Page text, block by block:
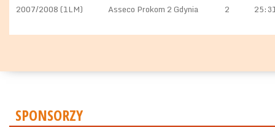
2007/2008 (1LM)
Asseco Prokom 2 Gdynia 2
SPONSORZY